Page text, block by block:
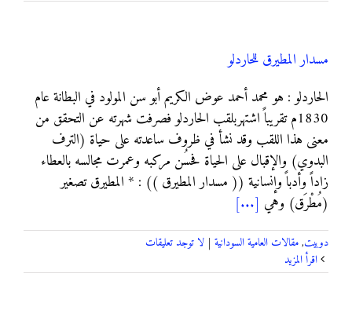
مسدار المطيرق للحاردلو
الحاردلو : هو محمد أحمد عوض الكريم أبو سن المولود في البطانة عام
1830م تقريباً اشتهربلقب الحاردلو فصرفت شهرته عن التحقق من
معنى هذا اللقب وقد نشأ في ظروف ساعدته على حياة (الترف
البدوي) والإقبال على الحياة فحسُن مركبه وعمرت مجالسه بالعطاء
زاداً وأدباً وإنسانية (( مسدار المطيرق )) : * المطيرق تصغير
(مُطْرَق) وهي [...]
دوبيت,مقالات العامية السودانية | لا توجد تعليقات